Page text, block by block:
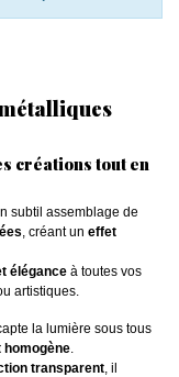
créations tout en
subtil assemblage de
, créant un effet
élégance à toutes vos
artistiques.
la lumière sous tous
homogène.
transparent, il